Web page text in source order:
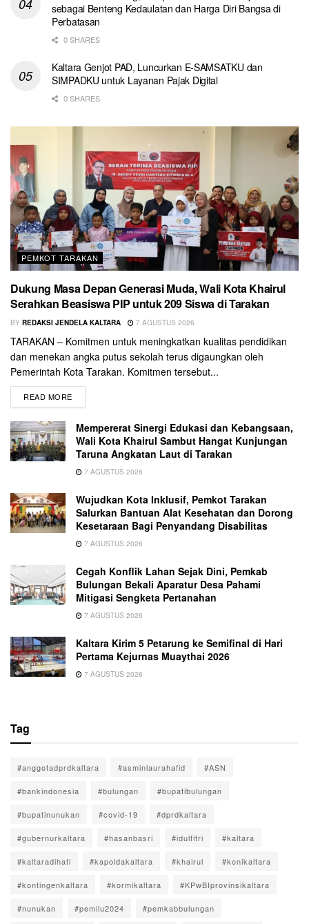
sebagai Benteng Kedaulatan dan Harga Diri Bangsa di
Perbatasan
0 SHARES
Kaltara Genjot PAD, Luncurkan E-SAMSATKU dan
SIMPADKU untuk Layanan Pajak Digital
0 SHARES
PEMKOT TARAKAN
Dukung Masa Depan Generasi Muda, Wali Kota Khairul
Serahkan Beasiswa PIP untuk 209 Siswa di Tarakan
BY REDAKSI JENDELA KALTARA 7 AGUSTUS 2026
TARAKAN – Komitmen untuk meningkatkan kualitas pendidikan
dan menekan angka putus sekolah terus digaungkan oleh
Pemerintah Kota Tarakan. Komitmen tersebut...
READ MORE
Mempererat Sinergi Edukasi dan Kebangsaan,
Wali Kota Khairul Sambut Hangat Kunjungan
Taruna Angkatan Laut di Tarakan
7 AGUSTUS 2026
Wujudkan Kota Inklusif, Pemkot Tarakan
Salurkan Bantuan Alat Kesehatan dan Dorong
Kesetaraan Bagi Penyandang Disabilitas
7 AGUSTUS 2026
Cegah Konflik Lahan Sejak Dini, Pemkab
Bulungan Bekali Aparatur Desa Pahami
Mitigasi Sengketa Pertanahan
7 AGUSTUS 2026
Kaltara Kirim 5 Petarung ke Semifinal di Hari
Pertama Kejurnas Muaythai 2026
7 AGUSTUS 2026
Tag
#anggotadprdkaltara #asminlaurahafid #ASN
#bankindonesia #bulungan #bupatibulungan
#bupatinunukan #covid-19 #dprdkaltara
#gubernurkaltara #hasanbasri #idulfitri #kaltara
#kaltaradihati #kapoldakaltara #khairul #konikaltara
#kontingenkaltara #kormikaltara #KPwBIprovinsikaltara
#nunukan #pemilu2024 #pemkabbulungan